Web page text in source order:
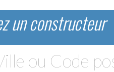
un constructeur